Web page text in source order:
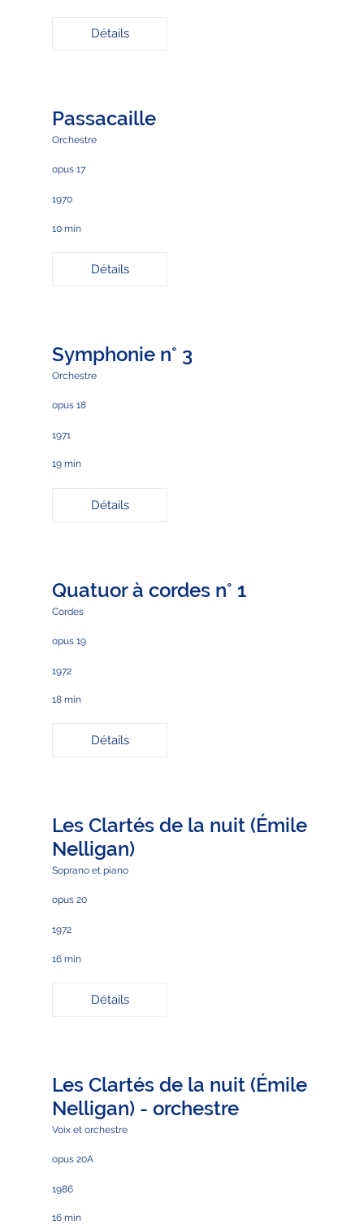
Détails
Passacaille
Orchestre
opus 17
1970
10 min
Détails
Symphonie n° 3
Orchestre
opus 18
1971
19 min
Détails
Quatuor à cordes n° 1
Cordes
opus 19
1972
18 min
Détails
Les Clartés de la nuit (Émile
Nelligan)
Soprano et piano
opus 20
1972
16 min
Détails
Les Clartés de la nuit (Émile
Nelligan) - orchestre
Voix et orchestre
opus 20A
1986
16 min